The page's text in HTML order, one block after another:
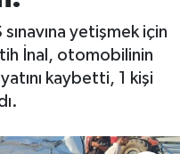
yetişmek için
İnal, otomobilinin
kaybetti, 1 kişi
Fikstür